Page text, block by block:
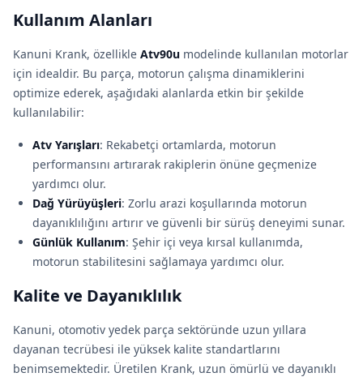
Kullanım Alanları
Kanuni Krank, özellikle Atv90u modelinde kullanılan motorlar
için idealdir. Bu parça, motorun çalışma dinamiklerini
optimize ederek, aşağıdaki alanlarda etkin bir şekilde
kullanılabilir:
Atv Yarışları: Rekabetçi ortamlarda, motorun
performansını artırarak rakiplerin önüne geçmenize
yardımcı olur.
Dağ Yürüyüşleri: Zorlu arazi koşullarında motorun
dayanıklılığını artırır ve güvenli bir sürüş deneyimi sunar.
Günlük Kullanım: Şehir içi veya kırsal kullanımda,
motorun stabilitesini sağlamaya yardımcı olur.
Kalite ve Dayanıklılık
Kanuni, otomotiv yedek parça sektöründe uzun yıllara
dayanan tecrübesi ile yüksek kalite standartlarını
benimsemektedir. Üretilen Krank, uzun ömürlü ve dayanıklı